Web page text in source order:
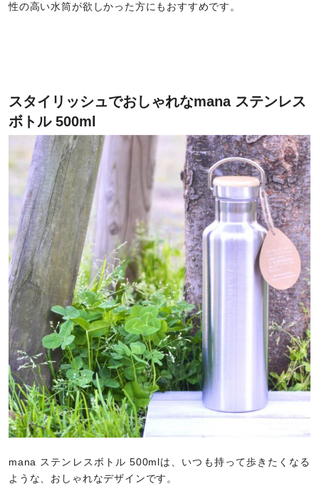
性の高い水筒が欲しかった方にもおすすめです。
スタイリッシュでおしゃれなmana ステンレス
ボトル 500ml
mana ステンレスボトル 500mlは、いつも持って歩きたくなる
ような、おしゃれなデザインです。